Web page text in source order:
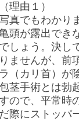
（理由１）
真でもわかり
頭が露出でき
でしょう。決し
りませんが、前
ラ（カリ首）が
茎手術とは勃
ので、平常時
だ際にストッパ